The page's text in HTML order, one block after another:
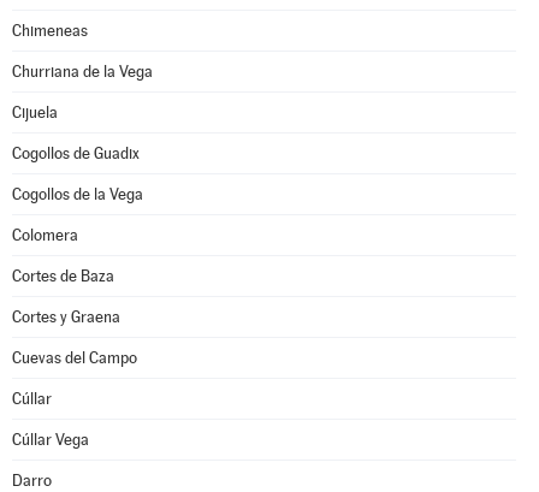
Chimeneas
Churriana de la Vega
Cijuela
Cogollos de Guadix
Cogollos de la Vega
Colomera
Cortes de Baza
Cortes y Graena
Cuevas del Campo
Cúllar
Cúllar Vega
Darro